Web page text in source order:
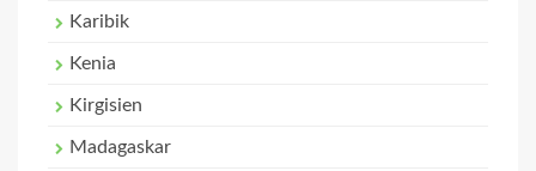
Karibik
Kenia
Kirgisien
Madagaskar